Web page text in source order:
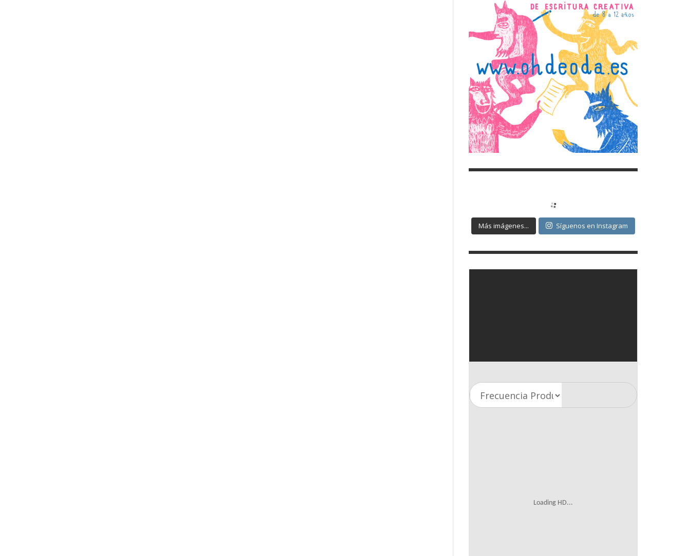
Más imágenes... Síguenos en Instagram
Loading HD...